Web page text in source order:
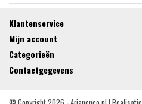
Klantenservice
Mijn account
Categorieën
Contactgegevens